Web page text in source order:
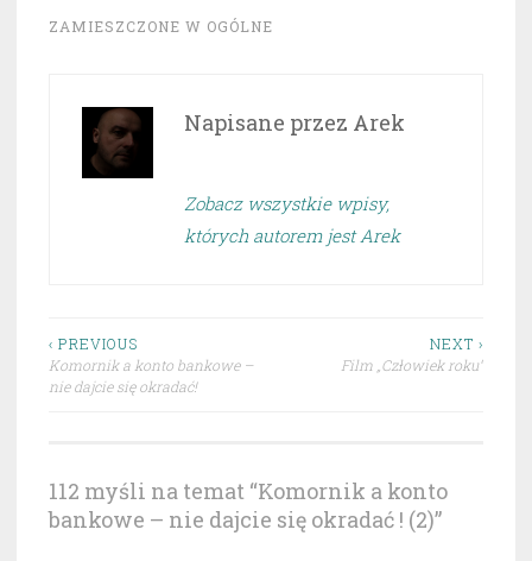
ZAMIESZCZONE W OGÓLNE
Napisane przez Arek
Zobacz wszystkie wpisy,
których autorem jest Arek
Nawigacja
wpisu
‹ PREVIOUS
Komornik a konto bankowe –
nie dajcie się okradać!
NEXT ›
Film „Człowiek roku”
112 myśli na temat “Komornik a konto
bankowe – nie dajcie się okradać ! (2)”